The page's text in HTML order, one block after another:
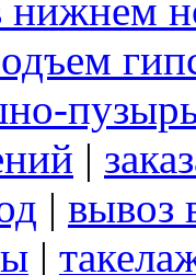
нижнем
|
| вывоз
|